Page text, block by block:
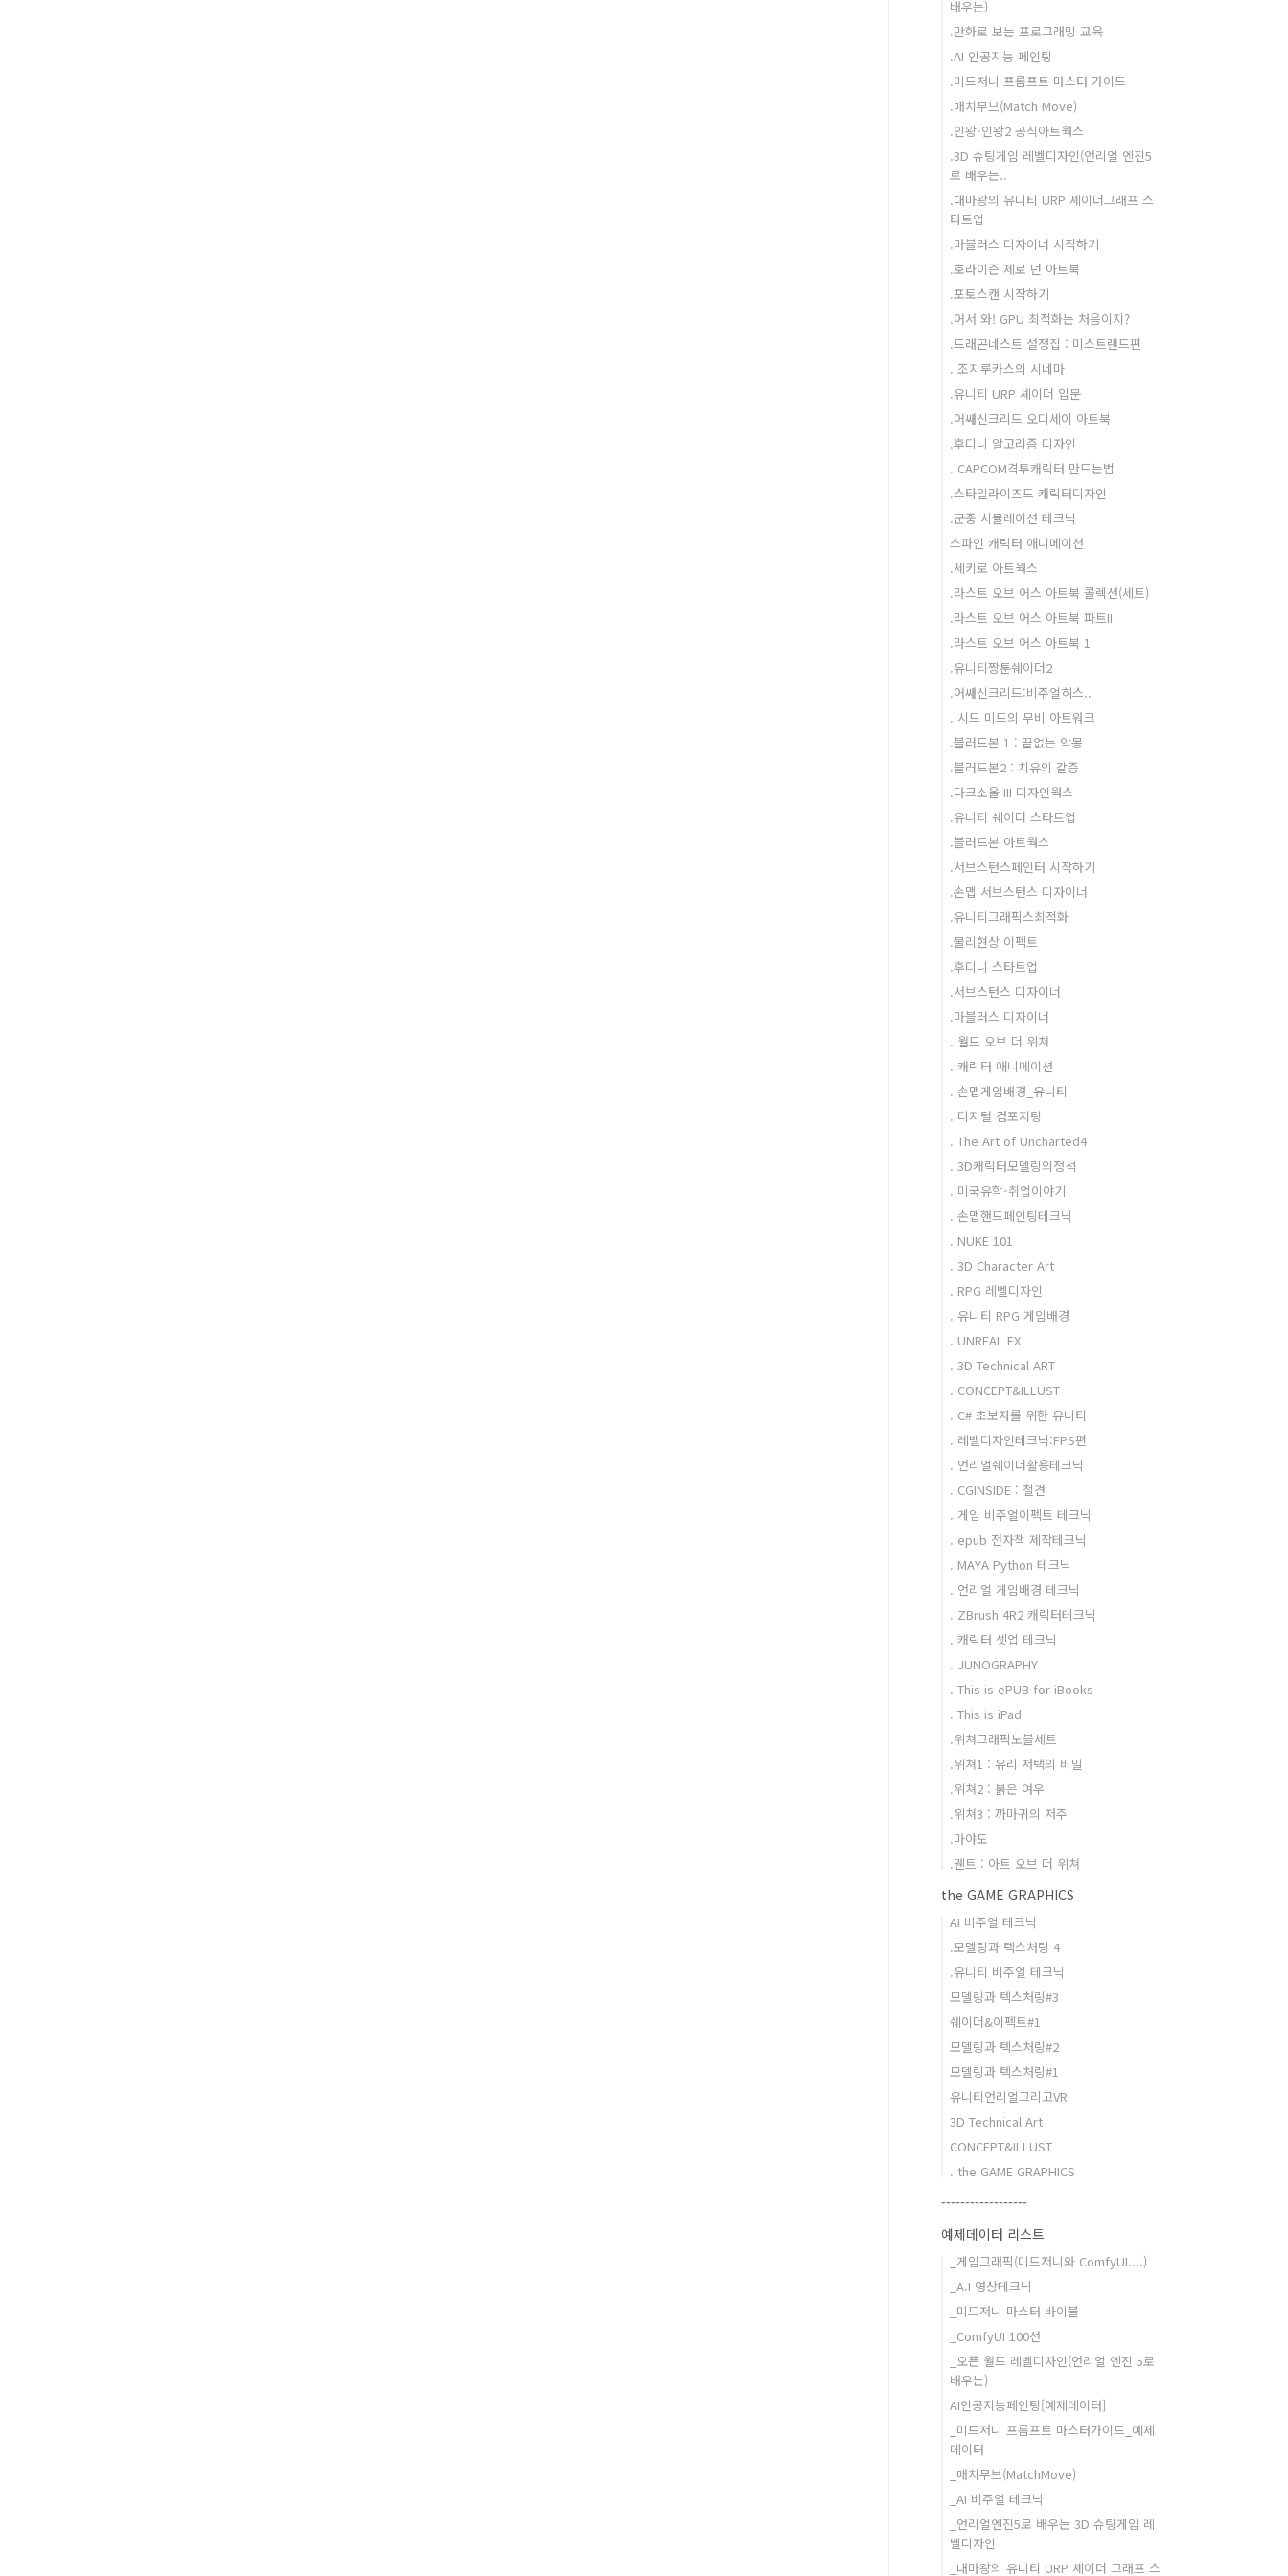
배우는)
.만화로 보는 프로그래밍 교육
.AI 인공지능 페인팅
.미드저니 프롬프트 마스터 가이드
.매치무브(Match Move)
.인왕-인왕2 공식아트웍스
.3D 슈팅게임 레벨디자인(언리얼 엔진5
로 배우는..
.대마왕의 유니티 URP 셰이더그래프 스
타트업
.마블러스 디자이너 시작하기
.호라이즌 제로 던 아트북
.포토스캔 시작하기
.어서 와! GPU 최적화는 처음이지?
.드래곤네스트 설정집 : 미스트랜드편
. 조지루카스의 시네마
.유니티 URP 셰이더 입문
.어쌔신크리드 오디세이 아트북
.후디니 알고리즘 디자인
. CAPCOM격투캐릭터 만드는법
.스타일라이즈드 캐릭터디자인
.군중 시뮬레이션 테크닉
스파인 캐릭터 애니메이션
.세키로 아트웍스
.라스트 오브 어스 아트북 콜렉션(세트)
.라스트 오브 어스 아트북 파트II
.라스트 오브 어스 아트북 1
.유니티짱툰쉐이더2
.어쌔신크리드:비주얼히스..
. 시드 미드의 무비 아트워크
.블러드본 1 : 끝없는 악몽
.블러드본2 : 치유의 갈증
.다크소울 III 디자인웍스
.유니티 쉐이더 스타트업
.블러드본 아트웍스
.서브스턴스페인터 시작하기
.손맵 서브스턴스 디자이너
.유니티그래픽스최적화
.물리현상 이펙트
.후디니 스타트업
.서브스턴스 디자이너
.마블러스 디자이너
. 월드 오브 더 위쳐
. 캐릭터 애니메이션
. 손맵게임배경_유니티
. 디지털 컴포지팅
. The Art of Uncharted4
. 3D캐릭터모델링의정석
. 미국유학-취업이야기
. 손맵핸드페인팅테크닉
. NUKE 101
. 3D Character Art
. RPG 레벨디자인
. 유니티 RPG 게임배경
. UNREAL FX
. 3D Technical ART
. CONCEPT&ILLUST
. C# 초보자를 위한 유니티
. 레벨디자인테크닉:FPS편
. 언리얼쉐이더활용테크닉
. CGINSIDE : 철견
. 게임 비주얼이펙트 테크닉
. epub 전자책 제작테크닉
. MAYA Python 테크닉
. 언리얼 게임배경 테크닉
. ZBrush 4R2 캐릭터테크닉
. 캐릭터 셋업 테크닉
. JUNOGRAPHY
. This is ePUB for iBooks
. This is iPad
.위쳐그래픽노블세트
.위쳐1 : 유리 저택의 비밀
.위쳐2 : 붉은 여우
.위쳐3 : 까마귀의 저주
.마야도
.궨트 : 아트 오브 더 위쳐
the GAME GRAPHICS
AI 비주얼 테크닉
.모델링과 텍스처링 4
.유니티 비주얼 테크닉
모델링과 텍스처링#3
쉐이더&이펙트#1
모델링과 텍스처링#2
모델링과 텍스처링#1
유니티언리얼그리고VR
3D Technical Art
CONCEPT&ILLUST
. the GAME GRAPHICS
------------------
예제데이터 리스트
_게임그래픽(미드저니와 ComfyUI....)
_A.I 영상테크닉
_미드저니 마스터 바이블
_ComfyUI 100선
_오픈 월드 레벨디자인(언리얼 엔진 5로
배우는)
AI인공지능페인팅[예제데이터]
_미드저니 프롬프트 마스터가이드_예제
데이터
_매치무브(MatchMove)
_AI 비주얼 테크닉
_언리얼엔진5로 배우는 3D 슈팅게임 레
벨디자인
_대마왕의 유니티 URP 셰이더 그래프 스